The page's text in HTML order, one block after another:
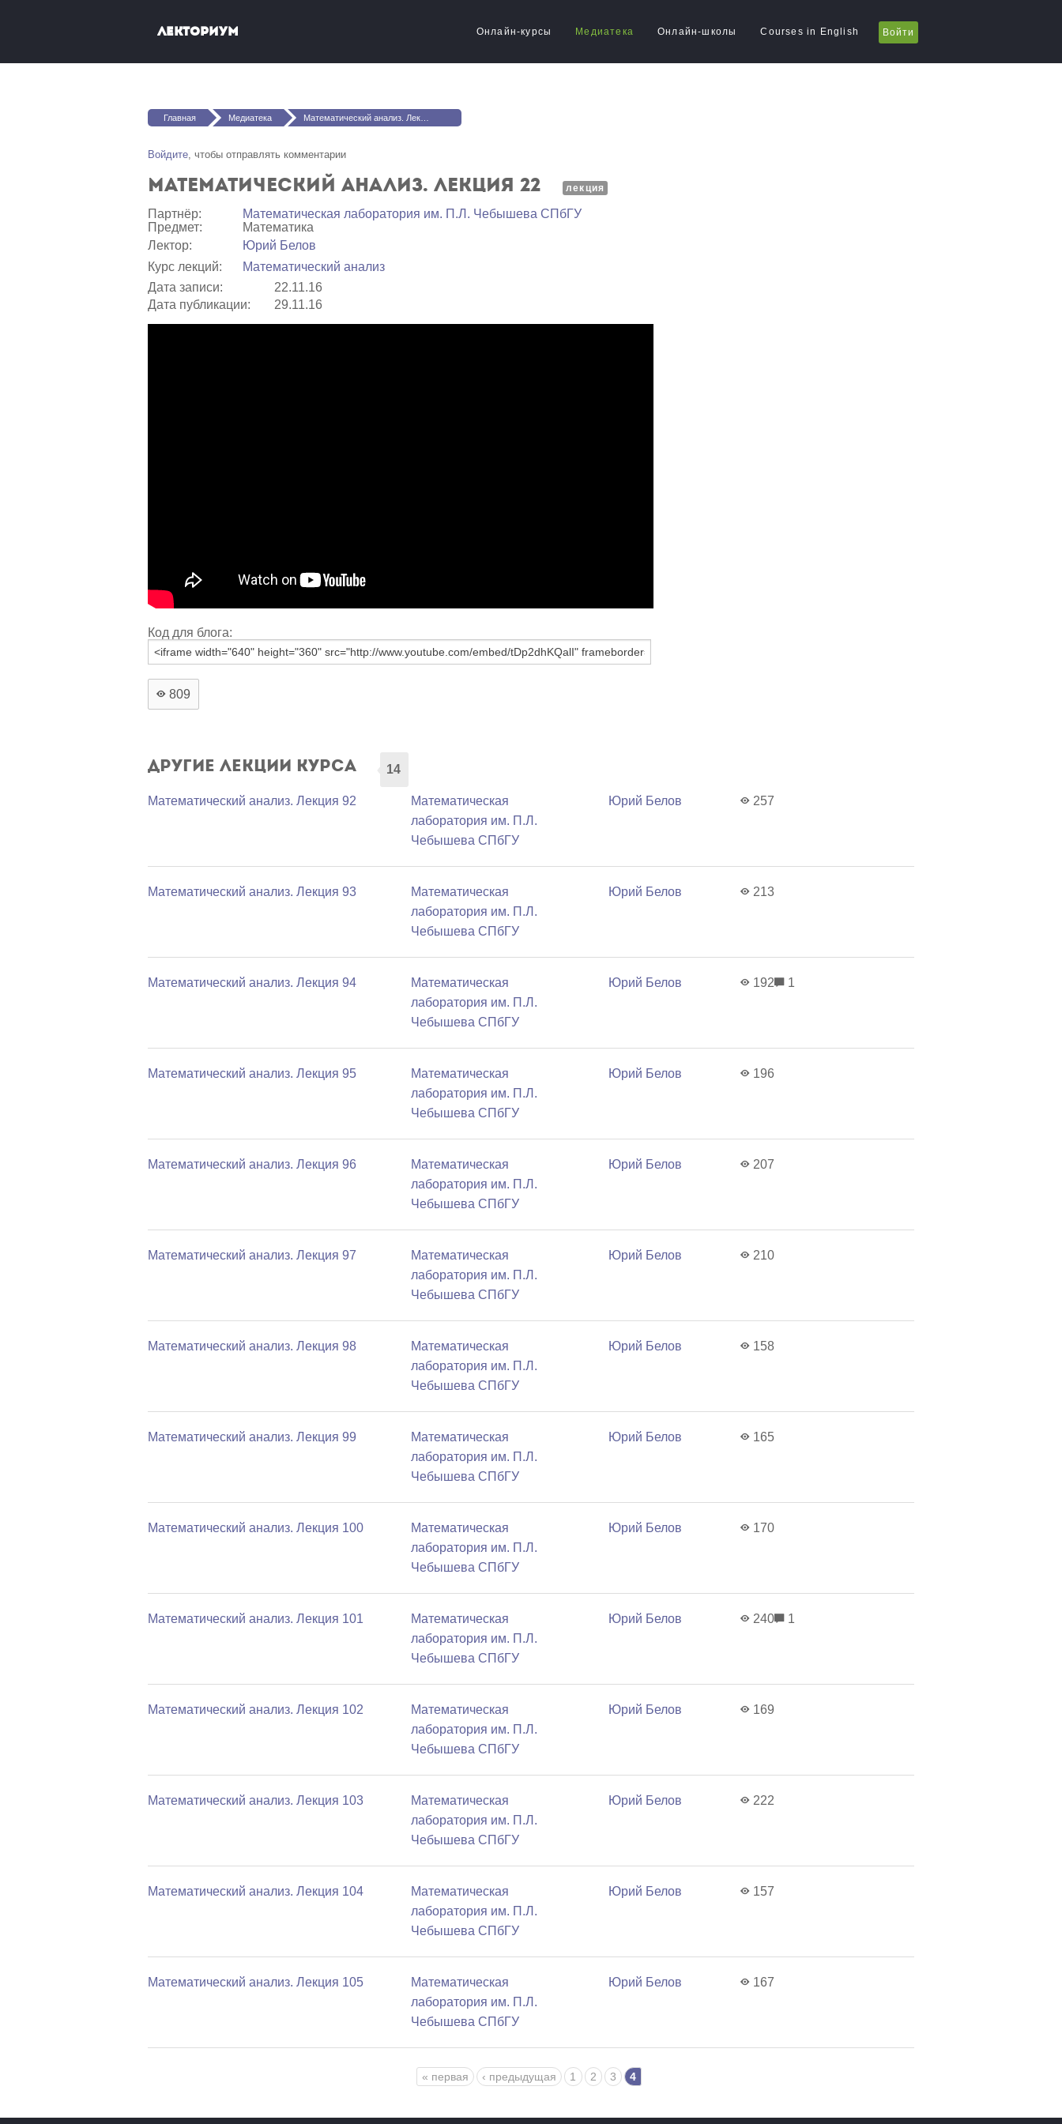
Лекториум Онлайн-курсы Медиатека Онлайн-школы Courses in English Войти
Вы здесь
Главная Медиатека Математический анализ. Лекция 22
Войдите, чтобы отправлять комментарии
Математический анализ. Лекция 22 лекция
Партнёр:
Математичеcкая лаборатория им. П.Л. Чебышева СПбГУ
Предмет:
Математика
Лектор:
Юрий Белов
Курс лекций:
Математический анализ
Дата записи:
22.11.16
Дата публикации:
29.11.16
Код для блога:
809
Другие лекции курса 14
Математический анализ. Лекция 92
Математичеcкая
лаборатория им. П.Л.
Чебышева СПбГУ
Юрий Белов 257
Математический анализ. Лекция 93
Математичеcкая
лаборатория им. П.Л.
Чебышева СПбГУ
Юрий Белов 213
Математический анализ. Лекция 94
Математичеcкая
лаборатория им. П.Л.
Чебышева СПбГУ
Юрий Белов 192 1
Математический анализ. Лекция 95
Математичеcкая
лаборатория им. П.Л.
Чебышева СПбГУ
Юрий Белов 196
Математический анализ. Лекция 96
Математичеcкая
лаборатория им. П.Л.
Чебышева СПбГУ
Юрий Белов 207
Математический анализ. Лекция 97
Математичеcкая
лаборатория им. П.Л.
Чебышева СПбГУ
Юрий Белов 210
Математический анализ. Лекция 98
Математичеcкая
лаборатория им. П.Л.
Чебышева СПбГУ
Юрий Белов 158
Математический анализ. Лекция 99
Математичеcкая
лаборатория им. П.Л.
Чебышева СПбГУ
Юрий Белов 165
Математический анализ. Лекция 100
Математичеcкая
лаборатория им. П.Л.
Чебышева СПбГУ
Юрий Белов 170
Математический анализ. Лекция 101
Математичеcкая
лаборатория им. П.Л.
Чебышева СПбГУ
Юрий Белов 240 1
Математический анализ. Лекция 102
Математичеcкая
лаборатория им. П.Л.
Чебышева СПбГУ
Юрий Белов 169
Математический анализ. Лекция 103
Математичеcкая
лаборатория им. П.Л.
Чебышева СПбГУ
Юрий Белов 222
Математический анализ. Лекция 104
Математичеcкая
лаборатория им. П.Л.
Чебышева СПбГУ
Юрий Белов 157
Математический анализ. Лекция 105
Математичеcкая
лаборатория им. П.Л.
Чебышева СПбГУ
Юрий Белов 167
« первая ‹ предыдущая 1 2 3 4